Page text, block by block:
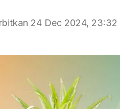
24 Dec 2024, 23:32